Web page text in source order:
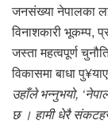
जनसंख्या नेपालका
विनाशकारी भूकम्प,
जस्ता महत्वपूर्ण
विकासमा बाधा
उहाँले भन्नुभयो,
छ । हामी धेरै